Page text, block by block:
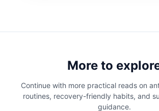
allant de conditions bénignes à
Comprendre les causes des
Les causes des ballonnements
More to
Continue with more practical reads on
routines, recovery-friendly habits, and
guidance.